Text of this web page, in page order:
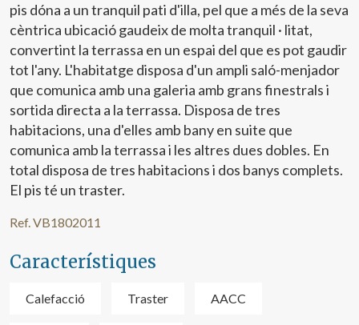
pis dóna a un tranquil pati d'illa, pel que a més de la seva
cèntrica ubicació gaudeix de molta tranquil · litat,
convertint la terrassa en un espai del que es pot gaudir
tot l'any. L'habitatge disposa d'un ampli saló-menjador
que comunica amb una galeria amb grans finestrals i
sortida directa a la terrassa. Disposa de tres
habitacions, una d'elles amb bany en suite que
comunica amb la terrassa i les altres dues dobles. En
total disposa de tres habitacions i dos banys complets.
El pis té un traster.
Ref. VB1802011
Característiques
Calefacció Traster AACC
Modificar cookies
Aquest lloc web utilitza cookies pròpies per recopilar